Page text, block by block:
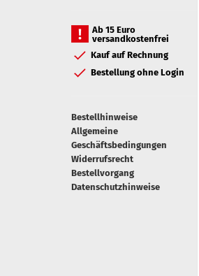
Ab 15 Euro
versandkostenfrei
Kauf auf Rechnung
Bestellung ohne Login
Bestellhinweise
Allgemeine
Geschäftsbedingungen
Widerrufsrecht
Bestellvorgang
Datenschutzhinweise